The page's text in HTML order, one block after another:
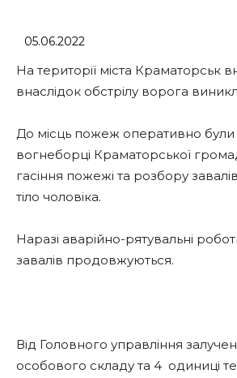
05.06.2022
На території міста Краматорськ
внаслідок обстрілу ворога
До місць пожеж оперативно були
вогнеборці Краматорської
гасіння пожежі та розбору
тіло чоловіка.
Наразі аварійно-рятувальні
завалів продовжуються.
Від Головного управління
особового складу та 4 одиниці